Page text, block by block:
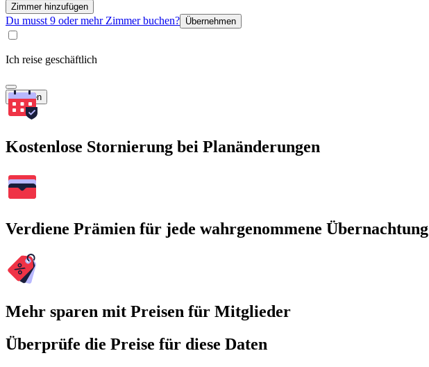
Zimmer hinzufügen
Du musst 9 oder mehr Zimmer buchen? Übernehmen
Ich reise geschäftlich
Suchen
Kostenlose Stornierung bei Planänderungen
Verdiene Prämien für jede wahrgenommene Übernachtung
Mehr sparen mit Preisen für Mitglieder
Überprüfe die Preise für diese Daten